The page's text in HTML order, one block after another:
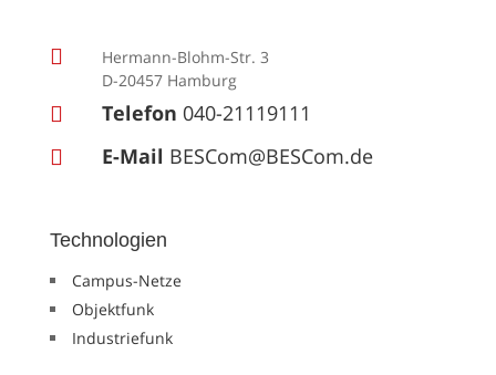

Hermann-Blohm-Str. 3
D-20457 Hamburg
 Telefon 040-21119111
 E-Mail BESCom@BESCom.de
Technologien
Campus-Netze
Objektfunk
Industriefunk